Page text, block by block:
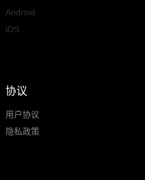
Android
iOS
协议
用户协议
隐私政策